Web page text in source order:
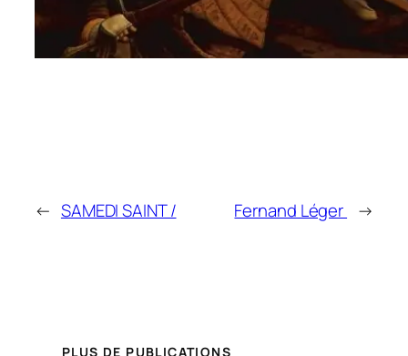
← SAMEDI SAINT / Fernand Léger →
PLUS DE PUBLICATIONS